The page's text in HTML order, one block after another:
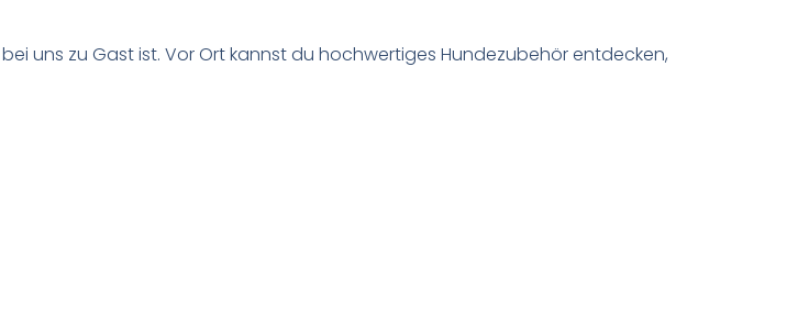
uns zu Gast ist. Vor Ort kannst du hochwertiges Hundezubehör entdecken,